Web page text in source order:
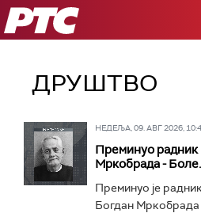
РТС
ДРУШТВО
НЕДЕЉА, 09. АВГ 2026,
Преминуо
Мркобрада - Боле.
Преминуо је
Богдан Мркобрада